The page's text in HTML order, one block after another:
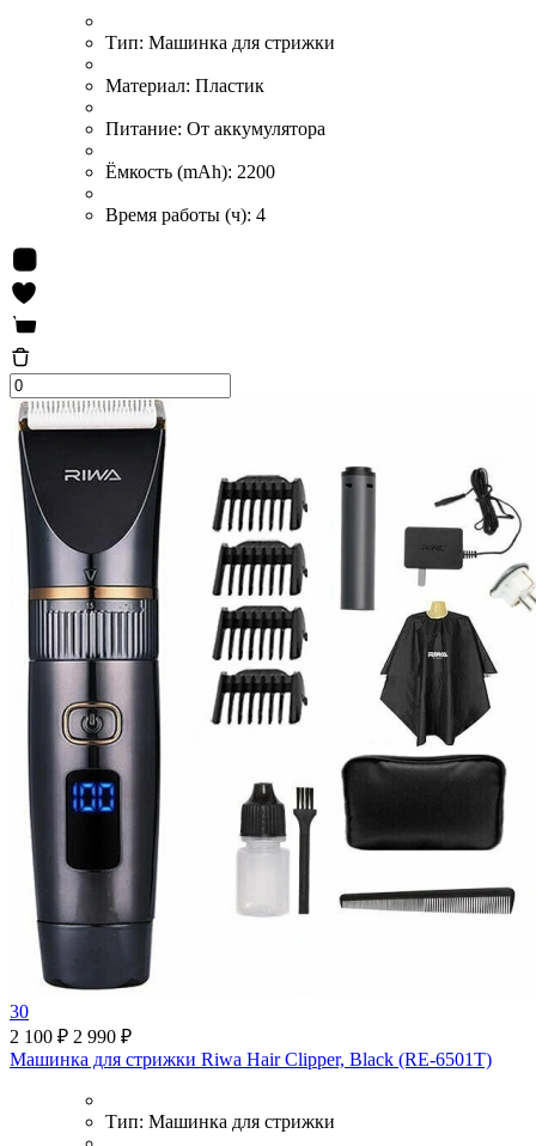
Тип: Машинка для стрижки
Материал: Пластик
Питание: От аккумулятора
Ёмкость (mAh): 2200
Время работы (ч): 4
30
2 100 ₽ 2 990 ₽
Машинка для стрижки Riwa Hair Clipper, Black (RE-6501T)
Тип: Машинка для стрижки